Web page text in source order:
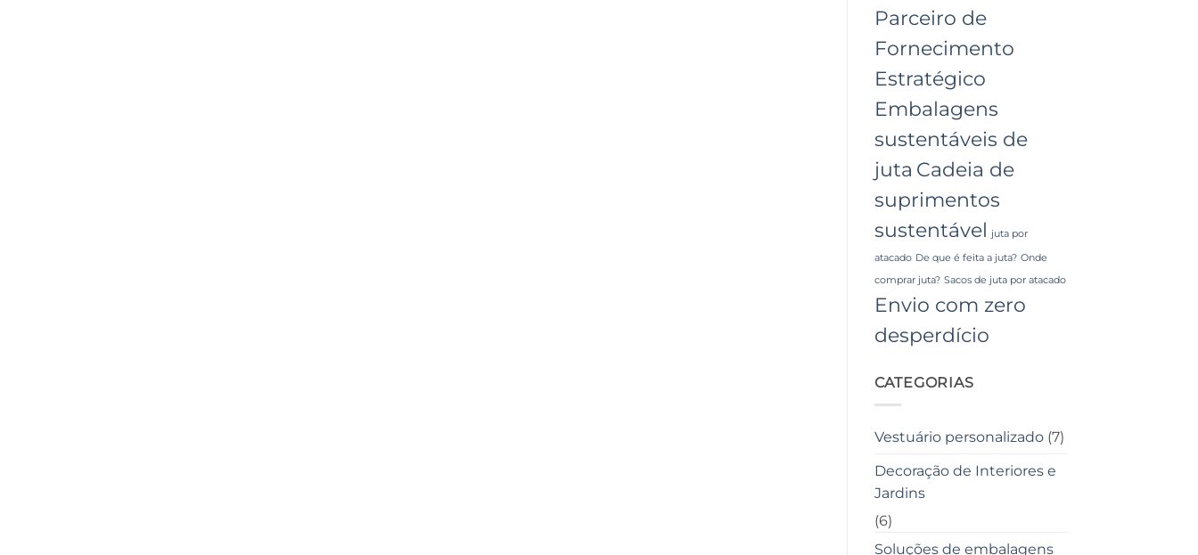
Parceiro de
Fornecimento
Estratégico
Embalagens
sustentáveis ​​de
juta Cadeia de
suprimentos
sustentável juta por
atacado De que é feita a juta? Onde
comprar juta? Sacos de juta por atacado
Envio com zero
desperdício
CATEGORIAS
Vestuário personalizado(7)
Decoração de Interiores e
Jardins
(6)
Soluções de embalagens